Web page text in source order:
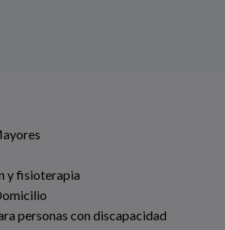
y fisioterapia
personas con discapacidad